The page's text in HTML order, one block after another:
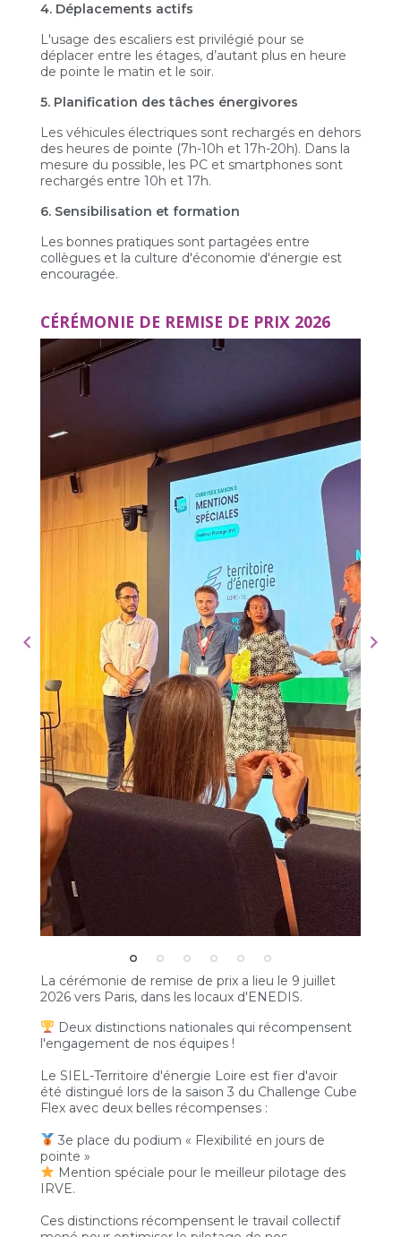
4. Déplacements actifs
L'usage des escaliers est privilégié pour se
déplacer entre les étages, d’autant plus en heure
de pointe le matin et le soir.
5. Planification des tâches énergivores
Les véhicules électriques sont rechargés en dehors
des heures de pointe (7h-10h et 17h-20h). Dans la
mesure du possible, les PC et smartphones sont
rechargés entre 10h et 17h.
6. Sensibilisation et formation
Les bonnes pratiques sont partagées entre
collègues et la culture d'économie d'énergie est
encouragée.
CÉRÉMONIE DE REMISE DE PRIX 2026
La cérémonie de remise de prix a lieu le 9 juillet
2026 vers Paris, dans les locaux d'ENEDIS.
Deux distinctions nationales qui récompensent
l'engagement de nos équipes !
Le SIEL-Territoire d'énergie Loire est fier d'avoir
été distingué lors de la saison 3 du Challenge Cube
Flex avec deux belles récompenses :
3e place du podium « Flexibilité en jours de
pointe »
Mention spéciale pour le meilleur pilotage des
IRVE.
Ces distinctions récompensent le travail collectif